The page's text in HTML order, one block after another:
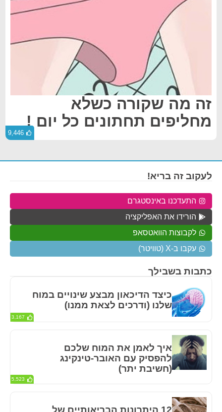
זה מה שקורה כשלא
מחליפים תחתונים כל יום !
9,446
כתבות בשבילך
כיצד הדיכאון מבצע שינויים במוח
שלנו (ודרכים לצאת ממנו)
3,167
איך לאמן את המוח שלכם
להפסיק עם האובר-טינקינג
(חשיבת יתר)
5,523
12 היתרונות הבריאותיים של
לעקוב זה בריא!
התעדכנו באינסטגרם
הורידו את האפליקציה
לקבוצות הוואטסאפ
עקבו ב-X (טוויטר)